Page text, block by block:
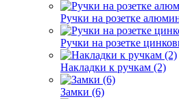
Ручки на розетке
Ручки на розетке
Накладки к ручкам (2)
Замки (6)